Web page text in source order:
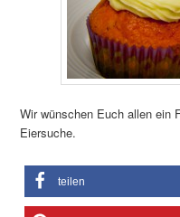
Wir wünschen Euch allen ein
Eiersuche.
teilen